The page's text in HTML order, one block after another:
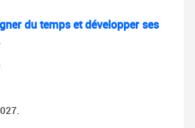
du temps et développer ses